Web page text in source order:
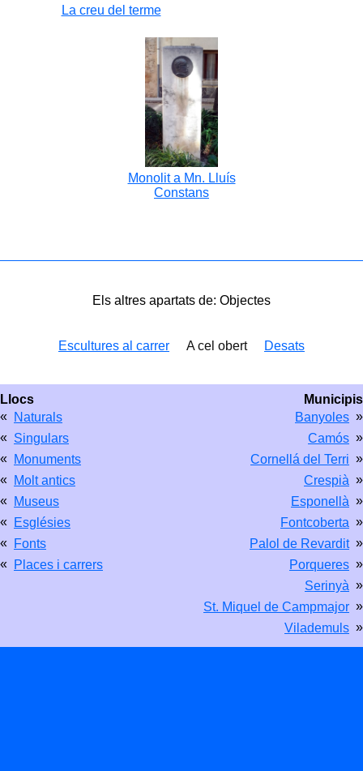
La creu del terme
Monolit a Mn. Lluís
Constans
Els altres apartats de: Objectes
Escultures al carrer A cel obert Desats
Municipis
Banyoles »
Camós »
Cornellá del Terri »
Crespià »
Esponellà »
Fontcoberta »
Palol de Revardit »
Porqueres »
Serinyà »
St. Miquel de Campmajor »
Vilademuls »
Llocs
« Naturals
« Singulars
« Monuments
« Molt antics
« Museus
« Esglésies
« Fonts
« Places i carrers